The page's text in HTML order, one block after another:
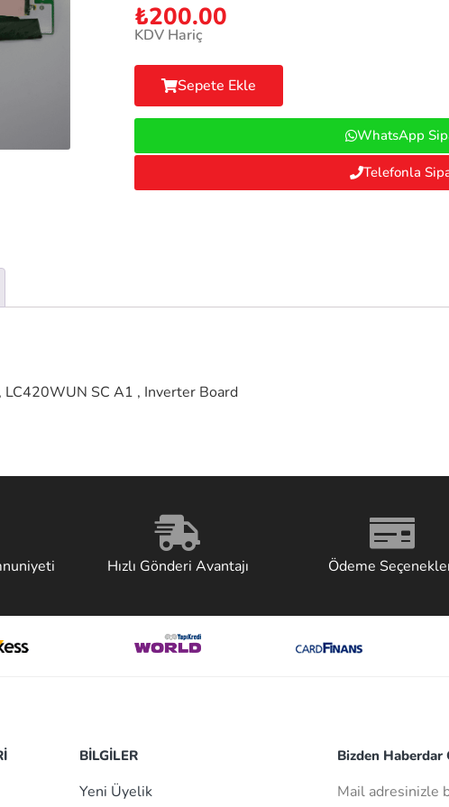
₺200.00
KDV Hariç
Sepete Ekle
WhatsApp
Telefonla
SC A1 , Inverter Board
Hızlı Gönderi Avantajı Ödeme
BİLGİLER
Yeni Üyelik
Bizden Haberdar
Mail adresinizle